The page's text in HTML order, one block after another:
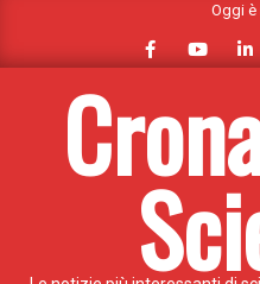
content
Oggi